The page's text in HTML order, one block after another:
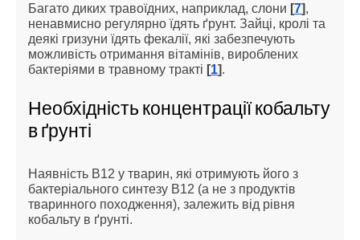
Багато диких травоїдних, наприклад, слони [7],
ненавмисно регулярно їдять ґрунт. Зайці, кролі та
деякі гризуни їдять фекалії, які забезпечують
можливість отримання вітамінів, вироблених
бактеріями в травному тракті [1].
Необхідність концентрації кобальту
в ґрунті
Наявність B12 у тварин, які отримують його з
бактеріального синтезу В12 (а не з продуктів
тваринного походження), залежить від рівня
кобальту в ґрунті.